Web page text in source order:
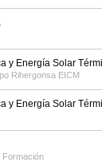
y Energía Solar
Rihergonsa EICM
y Energía Solar
Formación